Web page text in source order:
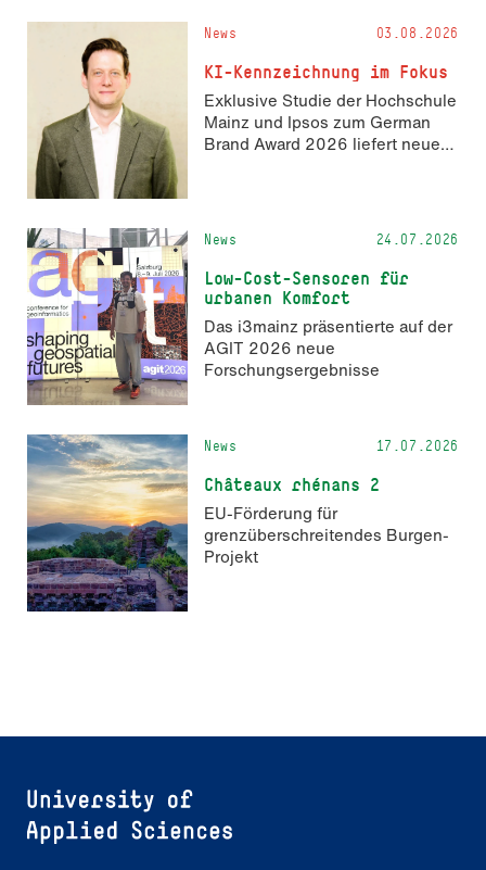
und 14. November 2026 den
Hackathon hack4GDI_DE an der
Hochschule Mainz aus. Die
Anmeldung ist geöffnet und bis
zum 2. Oktober 2026 möglich.
News 03.08.2026
KI-Kennzeichnung im Fokus
Exklusive Studie der Hochschule
Mainz und Ipsos zum German
Brand Award 2026 liefert neue
News 24.07.2026
Low-Cost-Sensoren für
urbanen Komfort
Das i3mainz präsentierte auf der
AGIT 2026 neue
Forschungsergebnisse
News 17.07.2026
Châteaux rhénans 2
EU-Förderung für
grenzüberschreitendes Burgen-
Projekt